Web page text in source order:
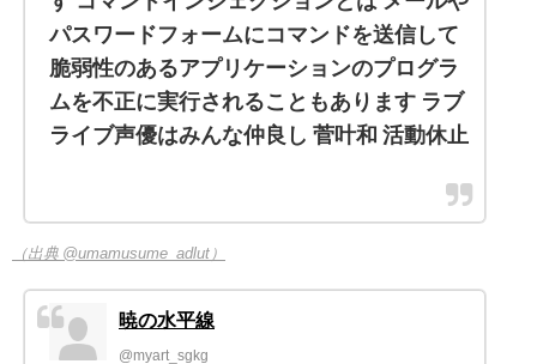
パスワードフォームにコマンドを送信して
脆弱性のあるアプリケーションのプログラ
ムを不正に実行されることもあります ラブ
ライブ声優はみんな仲良し 菅叶和 活動休止
（出典 @umamusume_adlut）
暁の水平線
@myart_sgkg